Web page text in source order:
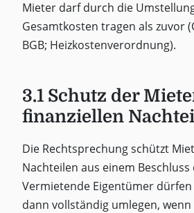
Mieter darf durch die
Gesamtkosten tragen als zuvor
BGB; Heizkostenverordnung).
3.1 Schutz der
finanziellen
Die Rechtsprechung schützt
Nachteilen aus einem
Vermietende Eigentümer
dann vollständig umlegen,